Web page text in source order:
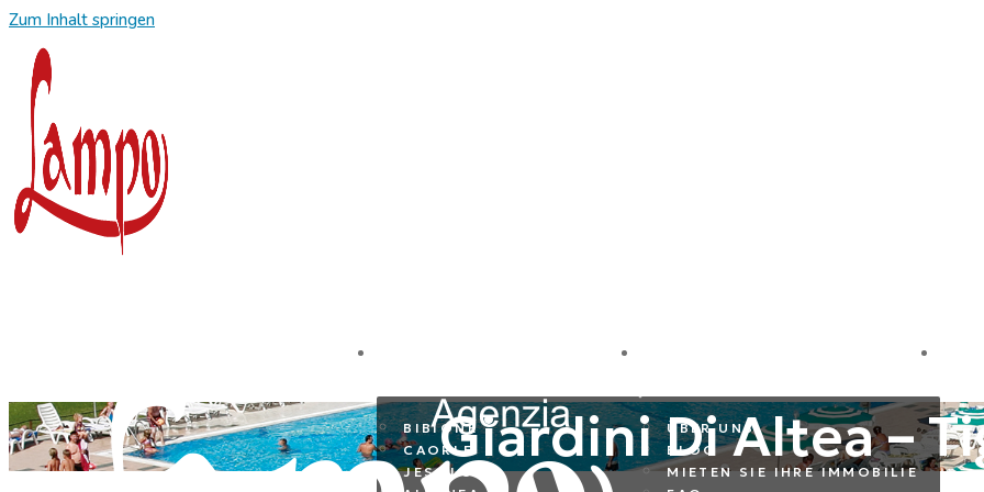
Zum Inhalt springen
BIBIONE
CAORLE
JESOLO
ÜBER UNS
BLOG
MIETEN SIE IHRE IMMOBILIE
Giardini Di Altea –